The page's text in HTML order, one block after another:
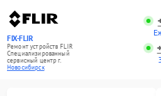
FIX-FLIR
Ремонт устройств FLIR
Специализированный
cервисный центр г.
Новосибирск